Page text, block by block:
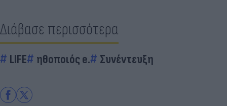
Διάβασε περισσότερα
LIFE ηθοποιός e. Συνέντευξη